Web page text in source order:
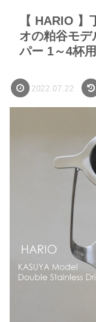
【 HARIO
オの粕谷モデ
パー 1～4杯用
2022.07.22